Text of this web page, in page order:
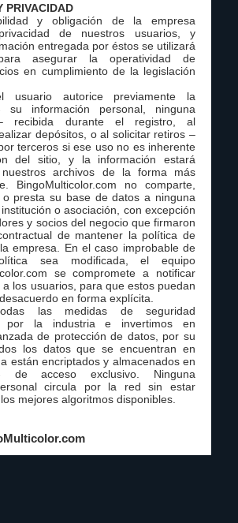
PRIVACIDAD
y obligación de la empresa
de nuestros usuarios, y
entregada por éstos se utilizará
asegurar la operatividad de
en cumplimiento de la legislación
usuario autorice previamente la
su información personal, ninguna
recibida durante el registro, al
depósitos, o al solicitar retiros –
terceros si ese uso no es inherente
del sitio, y la información estará
archivos de la forma más
BingoMulticolor.com no comparte,
presta su base de datos a ninguna
o asociación, con excepción
y socios del negocio que firmaron
de mantener la política de
empresa. En el caso improbable de
sea modificada, el equipo
se compromete a notificar
los usuarios, para que estos puedan
en forma explícita.
las medidas de seguridad
por la industria e invertimos en
de protección de datos, por su
los datos que se encuentran en
están encriptados y almacenados en
de acceso exclusivo. Ninguna
circula por la red sin estar
mejores algoritmos disponibles.